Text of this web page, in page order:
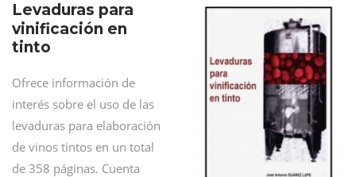
Levaduras para
vinificación en
tinto
Ofrece información de
interés sobre el uso de las
levaduras para elaboración
de vinos tintos en un total
de 358 páginas. Cuenta